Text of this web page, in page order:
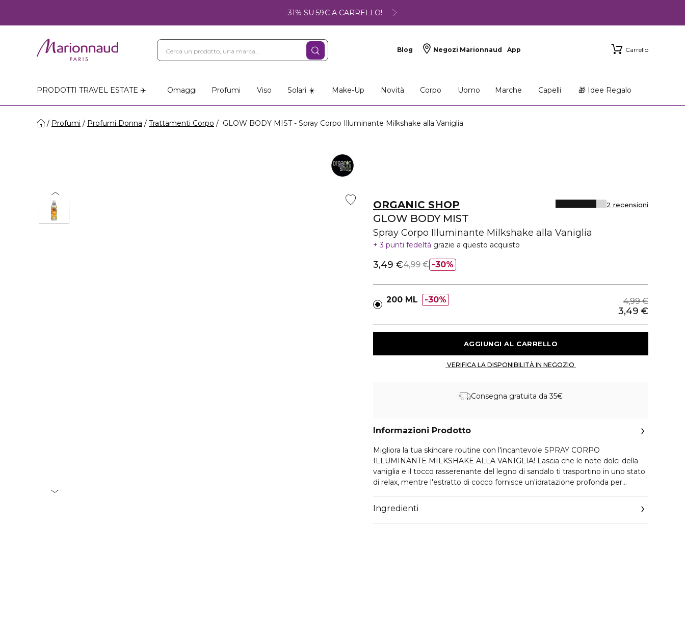
-31% SU 59€ A CARRELLO!
Blog Negozi Marionnaud App Carrello
PRODOTTI TRAVEL ESTATE ✈️ Omaggi Profumi Viso Solari ☀️ Make-Up Novità Corpo Uomo Marche Capelli 🎁 Idee Regalo
Profumi Profumi Donna Trattamenti Corpo GLOW BODY MIST - Spray Corpo Illuminante Milkshake alla Vaniglia
ORGANIC SHOP
GLOW BODY MIST
Spray Corpo Illuminante Milkshake alla Vaniglia
2 recensioni
3 punti fedeltà grazie a questo acquisto
30%
3,49 €4,99 €
200 ML 30% 4,99 €
3,49 €
Consegna gratuita da 35€
Informazioni Prodotto
Migliora la tua skincare routine con l'incantevole SPRAY CORPO
ILLUMINANTE MILKSHAKE ALLA VANIGLIA! Lascia che le note dolci della
vaniglia e il tocco rasserenante del legno di sandalo ti trasportino in uno stato
di relax, mentre l'estratto di cocco fornisce un'idratazione profonda per
Ingredienti